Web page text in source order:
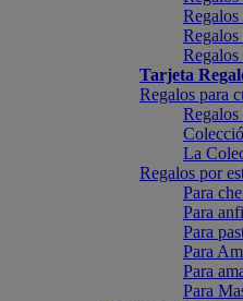
Regalos
Tarjeta
Regalos para
Regalos
La
Regalos por
Para
Para
Para
Para
Para
Para